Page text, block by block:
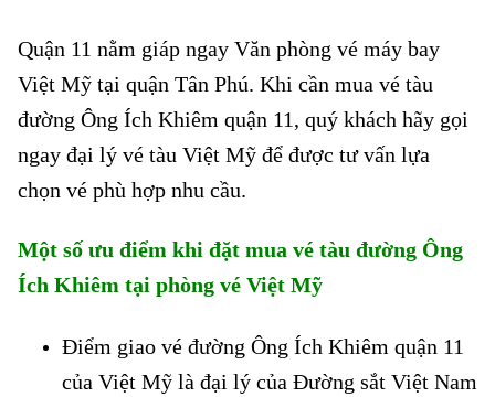
Quận 11 nằm giáp ngay Văn phòng vé máy bay
Việt Mỹ tại quận Tân Phú. Khi cần mua vé tàu
đường Ông Ích Khiêm quận 11, quý khách hãy gọi
ngay đại lý vé tàu Việt Mỹ để được tư vấn lựa
chọn vé phù hợp nhu cầu.
Một số ưu điểm khi đặt mua vé tàu đường Ông
Ích Khiêm tại phòng vé Việt Mỹ
Điểm giao vé đường Ông Ích Khiêm quận 11
của Việt Mỹ là đại lý của Đường sắt Việt Nam